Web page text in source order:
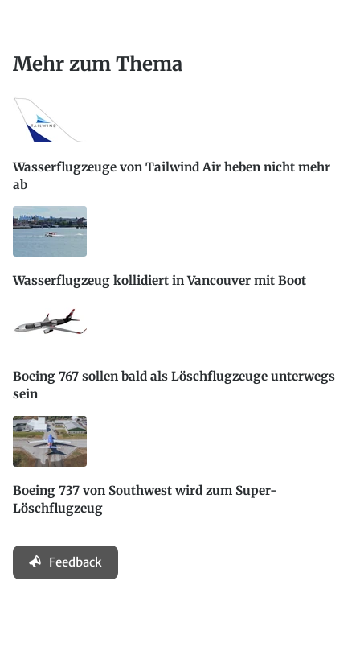
Mehr zum Thema
Wasserflugzeuge von Tailwind Air heben nicht mehr
ab
Wasserflugzeug kollidiert in Vancouver mit Boot
Boeing 767 sollen bald als Löschflugzeuge unterwegs
sein
Boeing 737 von Southwest wird zum Super-
Löschflugzeug
Feedback